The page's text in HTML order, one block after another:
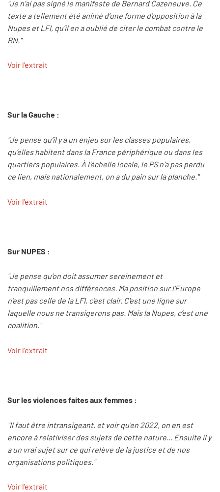
"Je n’ai pas signé le manifeste de Bernard Cazeneuve. Ce
texte a tellement été animé d’une forme d’opposition à la
Nupes et LFI, qu’il en a oublié de citer le combat contre le
RN."
Voir l'extrait
Sur la Gauche :
"Je pense qu’il y a un enjeu sur les classes populaires,
qu’elles habitent dans la France périphérique ou dans les
quartiers populaires. À l’échelle locale, le PS n’a pas perdu
ce lien, mais nationalement, on a du pain sur la planche."
Voir l'extrait
Sur NUPES :
"Je pense qu’on doit assumer sereinement et
tranquillement nos différences. Ma position sur l’Europe
n’est pas celle de la LFI, c’est clair. C'est une ligne sur
laquelle nous ne transigerons pas. Mais la Nupes, c’est une
coalition."
Voir l'extrait
Sur les violences faites aux femmes :
"Il faut être intransigeant, et voir qu'en 2022, on en est
encore à relativiser des sujets de cette nature... Ensuite il y
a un vrai sujet sur ce qui relève de la justice et de nos
organisations politiques."
Voir l'extrait